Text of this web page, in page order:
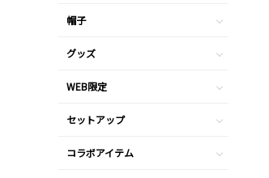
帽子
グッズ
WEB限定
セットアップ
コラボアイテム